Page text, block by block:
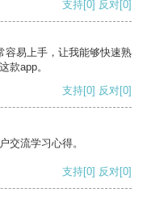
支持[0] 反对[0]
容易上手，让我能够快速熟
款app。
支持[0] 反对[0]
交流学习心得。
支持[0] 反对[0]